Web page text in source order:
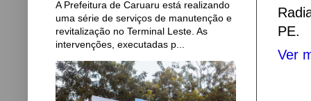
PE.
Ver
A Prefeitura de Caruaru está realizando
uma série de serviços de manutenção e
revitalização no Terminal Leste. As
intervenções, executadas p...